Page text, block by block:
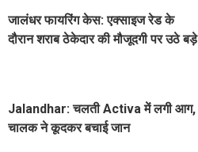
जालंधर फायरिंग केस: एक्साइज रेड के
दौरान शराब ठेकेदार की मौजूदगी पर उठे बड़े
Jalandhar: चलती Activa में लगी आग,
चालक ने कूदकर बचाई जान